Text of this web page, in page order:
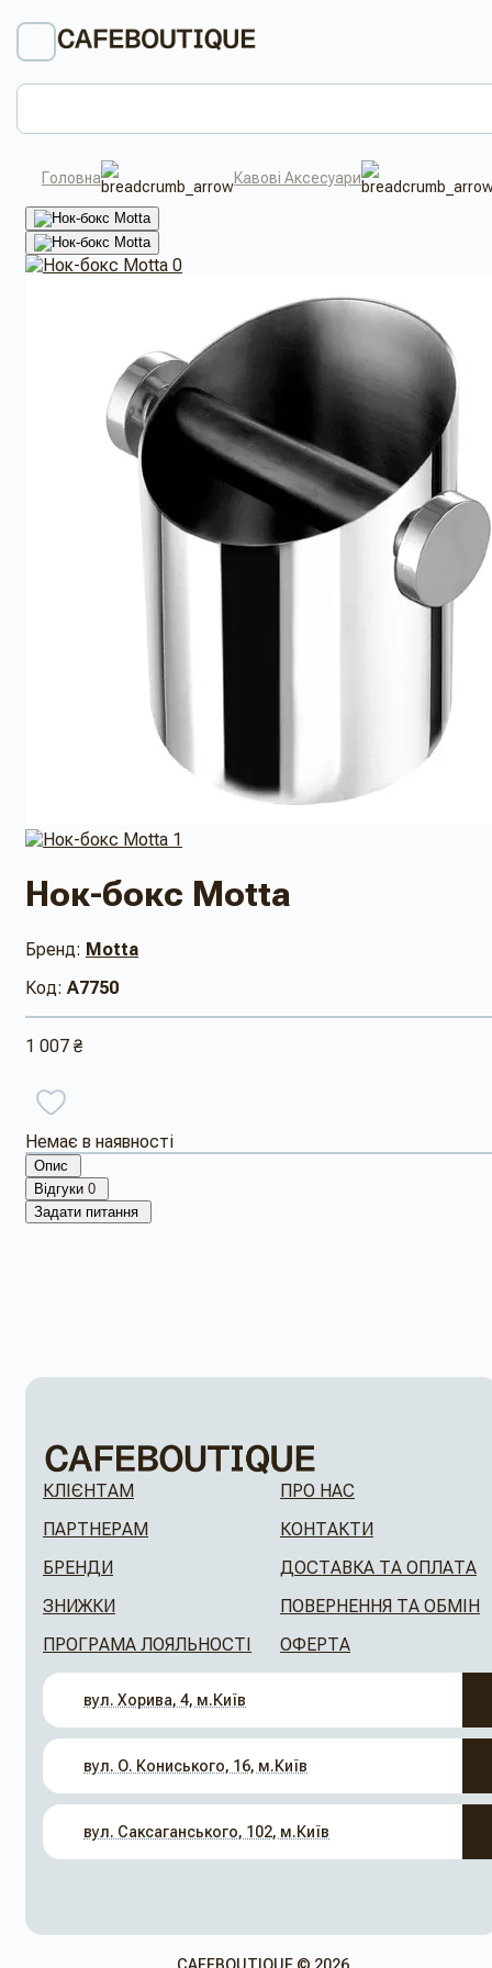
Головна Кавові Аксесуари
Нок-бокс Motta
Бренд: Motta
Код: A7750
1 007 ₴
Немає в наявності
Опис
Відгуки 0
Задати питання
КЛІЄНТАМ
ПАРТНЕРАМ
БРЕНДИ
ЗНИЖКИ
ПРОГРАМА ЛОЯЛЬНОСТІ
ПРО НАС
КОНТАКТИ
ДОСТАВКА ТА ОПЛАТА
ПОВЕРНЕННЯ ТА ОБМІН
ОФЕРТА
вул. Хорива, 4, м.Київ
вул. О. Кониського, 16, м.Київ
вул. Саксаганського, 102, м.Київ